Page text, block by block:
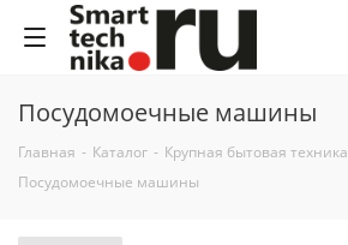
Посудомоечные машины
Главная - Каталог - Крупная бытовая техника
Посудомоечные машины